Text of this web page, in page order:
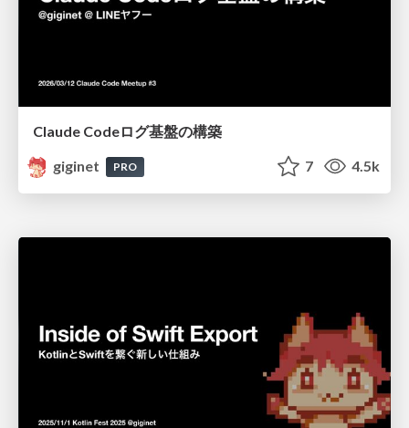
Claude Codeログ基盤の構築
giginet
PRO 7 4.5k